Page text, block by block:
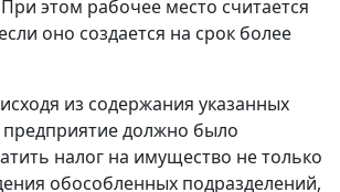
этом рабочее место считается
оно создается на срок более
из содержания указанных
должно было
налог на имущество не только
обособленных подразделений,